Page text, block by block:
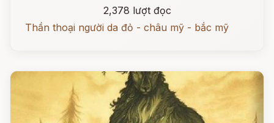
2,378 lượt đọc
Thần thoại người da đỏ - châu mỹ - bắc mỹ